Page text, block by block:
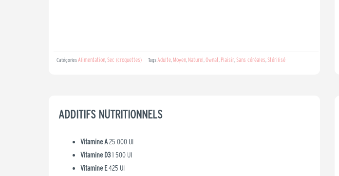
Catégories Alimentation Sec (croquettes) Tags Adulte Moyen Naturel Ownat Plaisir Sans céréales Stérilisé
ADDITIFS NUTRITIONNELS
Vitamine A25 000 UI
Vitamine D31 500 UI
Vitamine E425 UI